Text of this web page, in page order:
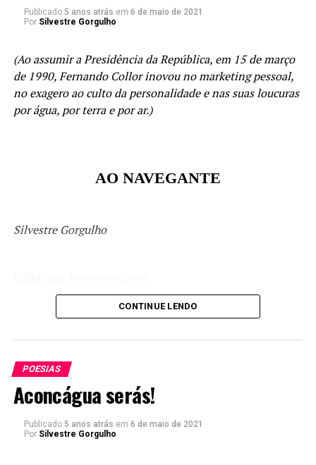
Deveriam ser, também, eternas.
Você, minha deusa, é uma delas!
TÓPICOS RELACIONADOS:
O menino sonhador
Publicado 5 anos atrás em 6 de maio de 2021
Por Silvestre Gorgulho
(Ao assumir a Presidência da República, em 15 de março
de 1990, Fernando Collor inovou no marketing pessoal,
no exagero ao culto da personalidade e nas suas loucuras
por água, por terra e por ar.)
AO NAVEGANTE
Silvestre Gorgulho
N´água, na terra e no ar
Agora quer muito mais:
Deixando o som para trás.
Mas se cuide, oh Presidente,
E veja o que você faz.
Esse pessoal também erra
E seus erros são fatais.
CONTINUE LENDO
POESIAS
Aconcágua serás!
Publicado 5 anos atrás em 6 de maio de 2021
Por Silvestre Gorgulho